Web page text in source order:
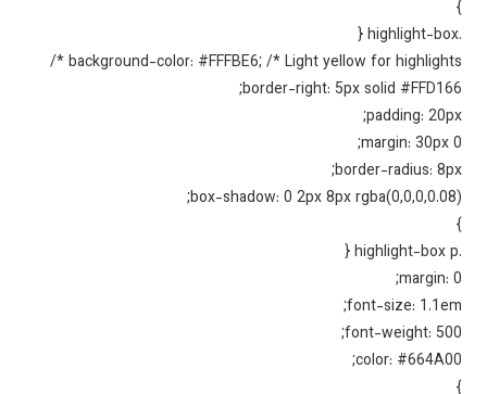
background-color: #FFFBE6; /* Light yellow for highlights
border-right: 5px solid
padding:
margin: 30px
border-radius:
box-shadow: 0 2px 8px
margin:
font-size:
font-weight:
color: